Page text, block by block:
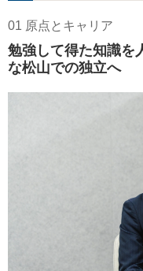
01 原点とキャリア
勉強して得た知識を
な松山での独立へ